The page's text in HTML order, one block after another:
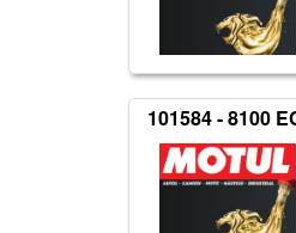
101584 - 8100